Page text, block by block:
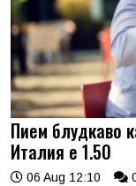
Пием блудкаво
Италия е 1.50
06 Aug 12:10